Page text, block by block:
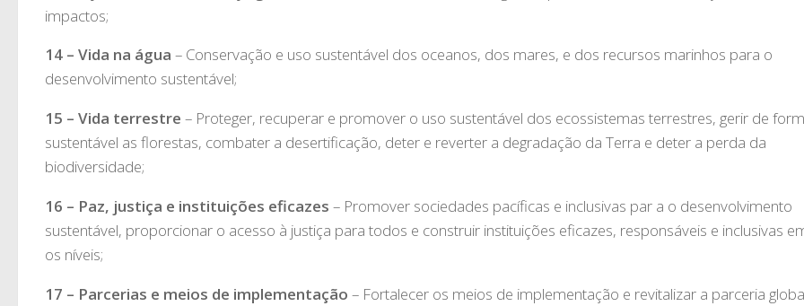
impactos;
14 – Vida na água – Conservação e uso sustentável dos oceanos, dos mares, e dos recursos marinhos para o
desenvolvimento sustentável;
15 – Vida terrestre – Proteger, recuperar e promover o uso sustentável dos ecossistemas terrestres, gerir de
sustentável as florestas, combater a desertificação, deter e reverter a degradação da Terra e deter a perda da
biodiversidade;
16 – Paz, justiça e instituições eficazes – Promover sociedades pacíficas e inclusivas par a o desenvolvimento
sustentável, proporcionar o acesso à justiça para todos e construir instituições eficazes, responsáveis e inclusivas
os níveis;
17 – Parcerias e meios de implementação – Fortalecer os meios de implementação e revitalizar a parceria